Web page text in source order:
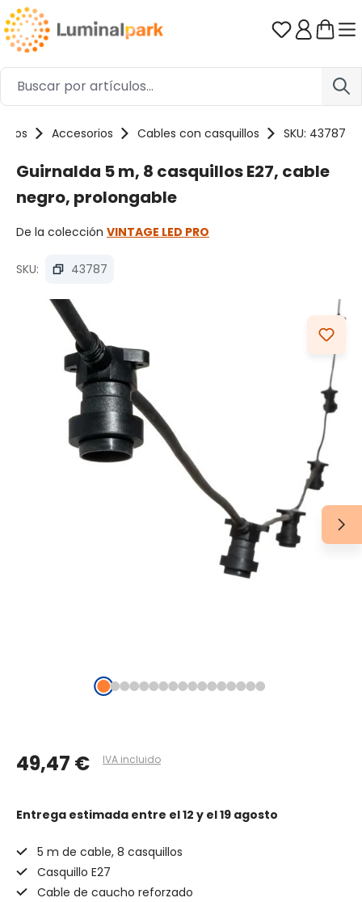
Saltar al contenido principal Tienes 0
Accesorios Cables con casquillos SKU: 43787
Guirnalda 5 m, 8 casquillos E27, cable
negro, prolongable
De la colección VINTAGE LED PRO
SKU: 43787
Omitir galería de imágenes
49,47 € IVA incluido
Entrega estimada entre el 12 y el 19 agosto
5 m de cable, 8 casquillos
Casquillo E27
Cable de caucho reforzado